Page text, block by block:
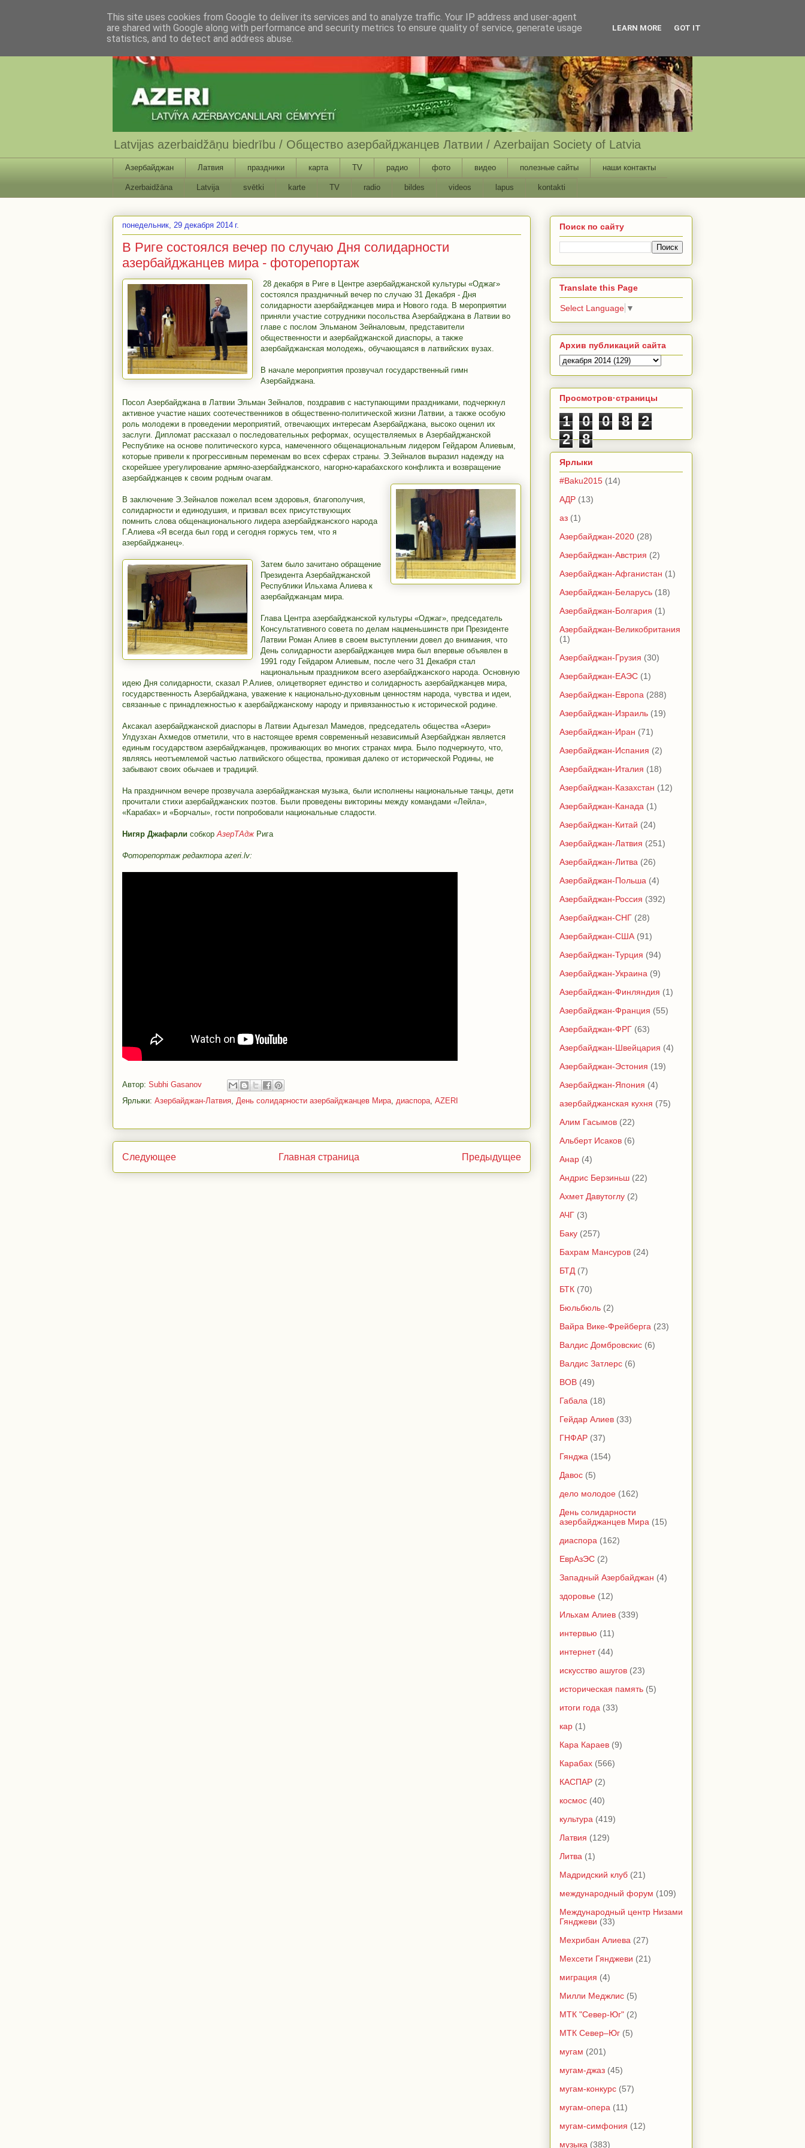
Latvijas azerbaidžāņu biedrību / Общество азербайджанцев Латвии / Azerbaijan Society of Latvia
Азербайджан Латвия праздники карта TV радио фото видео полезные сайты наши контакты
Azerbaidžāna Latvija svētki karte TV radio bildes videos lapus kontakti
понедельник, 29 декабря 2014 г.
В Риге состоялся вечер по случаю Дня солидарности
азербайджанцев мира - фоторепортаж
28 декабря в Риге в Центре азербайджанской культуры «Оджаг»
состоялся праздничный вечер по случаю 31 Декабря - Дня
солидарности азербайджанцев мира и Нового года. В мероприятии
приняли участие сотрудники посольства Азербайджана в Латвии во
главе с послом Эльманом Зейналовым, представители
общественности и азербайджанской диаспоры, а также
азербайджанская молодежь, обучающаяся в латвийских вузах.
В начале мероприятия прозвучал государственный гимн
Азербайджана.
Посол Азербайджана в Латвии Эльман Зейналов, поздравив с наступающими праздниками, подчеркнул
активное участие наших соотечественников в общественно-политической жизни Латвии, а также особую
роль молодежи в проведении мероприятий, отвечающих интересам Азербайджана, высоко оценил их
заслуги. Дипломат рассказал о последовательных реформах, осуществляемых в Азербайджанской
Республике на основе политического курса, намеченного общенациональным лидером Гейдаром Алиевым,
которые привели к прогрессивным переменам во всех сферах страны. Э.Зейналов выразил надежду на
скорейшее урегулирование армяно-азербайджанского, нагорно-карабахского конфликта и возвращение
азербайджанцев к своим родным очагам.
В заключение Э.Зейналов пожелал всем здоровья, благополучия,
солидарности и единодушия, и призвал всех присутствующих
помнить слова общенационального лидера азербайджанского народа
Г.Алиева «Я всегда был горд и сегодня горжусь тем, что я
азербайджанец».
Затем было зачитано обращение
Президента Азербайджанской
Республики Ильхама Алиева к
азербайджанцам мира.
Глава Центра азербайджанской культуры «Оджаг», председатель
Консультативного совета по делам нацменьшинств при Президенте
Латвии Роман Алиев в своем выступлении довел до внимания, что
День солидарности азербайджанцев мира был впервые объявлен в
1991 году Гейдаром Алиевым, после чего 31 Декабря стал
национальным праздником всего азербайджанского народа. Основную
идею Дня солидарности, сказал Р.Алиев, олицетворяет единство и солидарность азербайджанцев мира,
государственность Азербайджана, уважение к национально-духовным ценностям народа, чувства и идеи,
связанные с принадлежностью к азербайджанскому народу и привязанностью к исторической родине.
Аксакал азербайджанской диаспоры в Латвии Адыгезал Мамедов, председатель общества «Азери»
Улдузхан Ахмедов отметили, что в настоящее время современный независимый Азербайджан является
единым государством азербайджанцев, проживающих во многих странах мира. Было подчеркнуто, что,
являясь неотъемлемой частью латвийского общества, проживая далеко от исторической Родины, не
забывают своих обычаев и традиций.
На праздничном вечере прозвучала азербайджанская музыка, были исполнены национальные танцы, дети
прочитали стихи азербайджанских поэтов. Были проведены викторины между командами «Лейла»,
«Карабах» и «Борчалы», гости попробовали национальные сладости.
Нигяр Джафарли собкорАзерТАдж Рига
Фоторепортаж редактора azeri.lv:
Автор: Subhi Gasanov
Ярлыки: Азербайджан-Латвия, День солидарности азербайджанцев Мира, диаспора, AZERI
Следующее Предыдущее
Главная страница
Поиск по сайту
Translate this Page
Select Language ▼
Архив публикаций сайта
Просмотров·страницы
1 0 0 8
2
2
8
Ярлыки
#Baku2015 (14)
АДР (13)
аз (1)
Азербайджан-2020 (28)
Азербайджан-Австрия (2)
Азербайджан-Афганистан (1)
Азербайджан-Беларусь (18)
Азербайджан-Болгария (1)
Азербайджан-Великобритания
(1)
Азербайджан-Грузия (30)
Азербайджан-ЕАЭС (1)
Азербайджан-Европа (288)
Азербайджан-Израиль (19)
Азербайджан-Иран (71)
Азербайджан-Испания (2)
Азербайджан-Италия (18)
Азербайджан-Казахстан (12)
Азербайджан-Канада (1)
Азербайджан-Китай (24)
Азербайджан-Латвия (251)
Азербайджан-Литва (26)
Азербайджан-Польша (4)
Азербайджан-Россия (392)
Азербайджан-СНГ (28)
Азербайджан-США (91)
Азербайджан-Турция (94)
Азербайджан-Украина (9)
Азербайджан-Финляндия (1)
Азербайджан-Франция (55)
Азербайджан-ФРГ (63)
Азербайджан-Швейцария (4)
Азербайджан-Эстония (19)
Азербайджан-Япония (4)
азербайджанская кухня (75)
Алим Гасымов (22)
Альберт Исаков (6)
Анар (4)
Андрис Берзиньш (22)
Ахмет Давутоглу (2)
АЧГ (3)
Баку (257)
Бахрам Мансуров (24)
БТД (7)
БТК (70)
Бюльбюль (2)
Вайра Вике-Фрейберга (23)
Валдис Домбровскис (6)
Валдис Затлерс (6)
ВОВ (49)
Габала (18)
Гейдар Алиев (33)
ГНФАР (37)
Гянджа (154)
Давос (5)
дело молодое (162)
День солидарности
азербайджанцев Мира (15)
диаспора (162)
ЕврАзЭС (2)
Западный Азербайджан (4)
здоровье (12)
Ильхам Алиев (339)
интервью (11)
интернет (44)
искусство ашугов (23)
историческая память (5)
итоги года (33)
кар (1)
Кара Караев (9)
Карабах (566)
КАСПАР (2)
космос (40)
культура (419)
Латвия (129)
Литва (1)
Мадридский клуб (21)
международный форум (109)
Международный центр Низами
Гянджеви (33)
Мехрибан Алиева (27)
Мехсети Гянджеви (21)
миграция (4)
Милли Меджлис (5)
МТК "Север-Юг" (2)
МТК Север–Юг (5)
мугам (201)
мугам-джаз (45)
мугам-конкурс (57)
мугам-опера (11)
мугам-симфония (12)
музыка (383)
This site uses cookies from Google to deliver its services and to analyze traffic. Your IP address and user-agent
are shared with Google along with performance and security metrics to ensure quality of service, generate usage
statistics, and to detect and address abuse.
LEARN MORE GOT IT